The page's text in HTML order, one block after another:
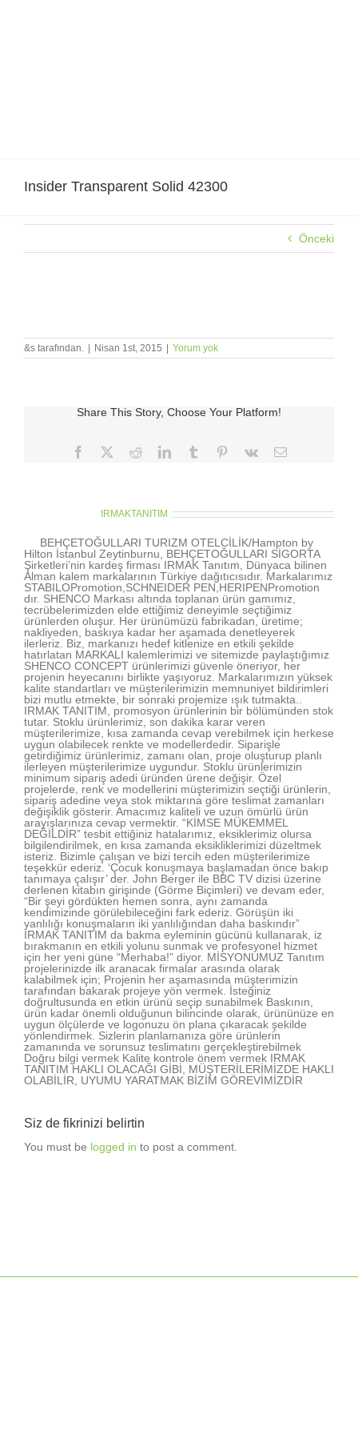
Insider Transparent Solid 42300
Önceki
&s tarafından. Nisan 1st, 2015 Yorum yok
Share This Story, Choose Your Platform!
Facebook RedditLinkedInTumblr Pinterest
Vk
E-
IRMAKTANITIM
BEHÇETOĞULLARI TURIZM OTELCİLİK/Hampton by
Hilton İstanbul Zeytinburnu, BEHÇETOĞULLARI SİGORTA
Şirketleri’nin kardeş firması IRMAK Tanıtım, Dünyaca bilinen
Alman kalem markalarının Türkiye dağıtıcısıdır. Markalarımız
STABILOPromotion,SCHNEIDER PEN,HERIPENPromotion
dır. SHENCO Markası altında toplanan ürün gamımız,
tecrübelerimizden elde ettiğimiz deneyimle seçtiğimiz
ürünlerden oluşur. Her ürünümüzü fabrikadan, üretime;
nakliyeden, baskıya kadar her aşamada denetleyerek
ilerleriz. Biz, markanızı hedef kitlenize en etkili şekilde
hatırlatan MARKALI kalemlerimizi ve sitemizde paylaştığımız
SHENCO CONCEPT ürünlerimizi güvenle öneriyor, her
projenin heyecanını birlikte yaşıyoruz. Markalarımızın yüksek
kalite standartları ve müşterilerimizin memnuniyet bildirimleri
bizi mutlu etmekte, bir sonraki projemize ışık tutmakta..
IRMAK TANITIM, promosyon ürünlerinin bir bölümünden stok
tutar. Stoklu ürünlerimiz, son dakika karar veren
müşterilerimize, kısa zamanda cevap verebilmek için herkese
uygun olabilecek renkte ve modellerdedir. Siparişle
getirdiğimiz ürünlerimiz, zamanı olan, proje oluşturup planlı
ilerleyen müşterilerimize uygundur. Stoklu ürünlerimizin
minimum sipariş adedi üründen ürene değişir. Özel
projelerde, renk ve modellerini müşterimizin seçtiği ürünlerin,
sipariş adedine veya stok miktarına göre teslimat zamanları
değişiklik gösterir. Amacımız kaliteli ve uzun ömürlü ürün
arayışlarınıza cevap vermektir. “KİMSE MÜKEMMEL
DEĞİLDİR” tesbit ettiğiniz hatalarımız, eksiklerimiz olursa
bilgilendirilmek, en kısa zamanda eksikliklerimizi düzeltmek
isteriz. Bizimle çalışan ve bizi tercih eden müşterilerimize
teşekkür ederiz. ‘Çocuk konuşmaya başlamadan önce bakıp
tanımaya çalışır’ der. John Berger ile BBC TV dizisi üzerine
derlenen kitabın girişinde (Görme Biçimleri) ve devam eder,
“Bir şeyi gördükten hemen sonra, aynı zamanda
kendimizinde görülebileceğini fark ederiz. Görüşün iki
yanlılığı konuşmaların iki yanlılığından daha baskındır”
IRMAK TANITIM da bakma eyleminin gücünü kullanarak, iz
bırakmanın en etkili yolunu sunmak ve profesyonel hizmet
için her yeni güne “Merhaba!” diyor. MİSYONUMUZ Tanıtım
projelerinizde ilk aranacak firmalar arasında olarak
kalabilmek için; Projenin her aşamasında müşterimizin
tarafından bakarak projeye yön vermek. İsteğiniz
doğrultusunda en etkin ürünü seçip sunabilmek Baskının,
ürün kadar önemli olduğunun bilincinde olarak, ürününüze en
uygun ölçülerde ve logonuzu ön plana çıkaracak şekilde
yönlendirmek. Sizlerin planlamanıza göre ürünlerin
zamanında ve sorunsuz teslimatını gerçekleştirebilmek
Doğru bilgi vermek Kalite kontrole önem vermek IRMAK
TANITIM HAKLI OLACAĞI GİBİ, MÜŞTERİLERİMİZDE HAKLI
OLABİLİR, UYUMU YARATMAK BİZİM GÖREVİMİZDİR
Siz de fikrinizi belirtin
You must be logged in to post a comment.